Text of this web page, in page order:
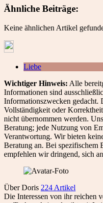
Ähnliche Beiträge:
Keine ähnlichen Artikel
Liebe
Wichtiger Hinweis: Alle
Informationen sind
Informationszwecken gedacht.
Vollständigkeit oder
nicht übernommen werden.
Beratung; jede Nutzung von
Verantwortung. Wir bieten
Beratung an. Bei spezifischem
empfehlen wir dringend, sich
Über Doris 224 Artikel
Die Interessen von ihr reichen